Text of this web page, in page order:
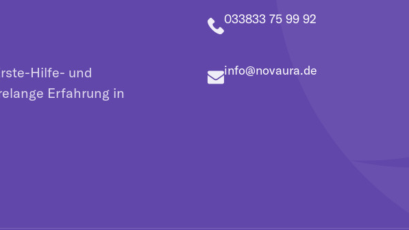
Hilfe- und
Erfahrung in
033833 75 99 92
info@novaura.de